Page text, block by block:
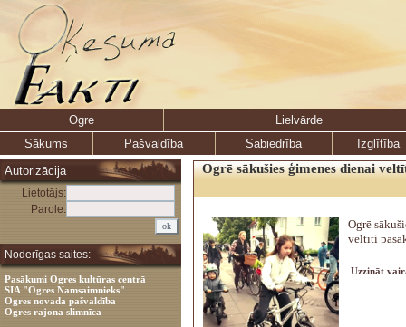
Ogre
Lielvārde
Sākums
Pašvaldība Sabiedrība
Izglītība
Autorizācija
Lietotājs:
Parole:
Noderīgas saites:
Pasākumi Ogres kultūras centrā
SIA "Ogres Namsaimnieks"
Ogres novada pašvaldība
Ogres rajona slimnīca
Ogrē sākušies ģimenes dienai
Ogrē
veltīti
Uzzināt